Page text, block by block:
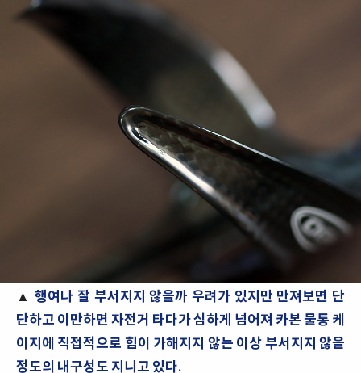
▲행여나 잘 부서지지 않을까 우려가 있지만 만져보면 단
단하고 이만하면 자전거 타다가 심하게 넘어져 카본 물통 케
이지에 직접적으로 힘이 가해지지 않는 이상 부서지지 않을
정도의 내구성도 지니고 있다.